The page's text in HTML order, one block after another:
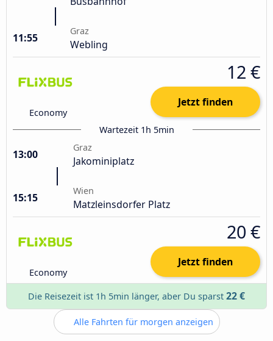
11:55
Graz
Webling
Economy
12 €
Jetzt finden
Wartezeit 1h 5min
13:00
Graz
Jakominiplatz
15:15
Wien
Matzleinsdorfer Platz
Economy
20 €
Jetzt finden
Die Reisezeit ist 1h 5min länger, aber Du sparst 22 €
Alle Fahrten für morgen anzeigen